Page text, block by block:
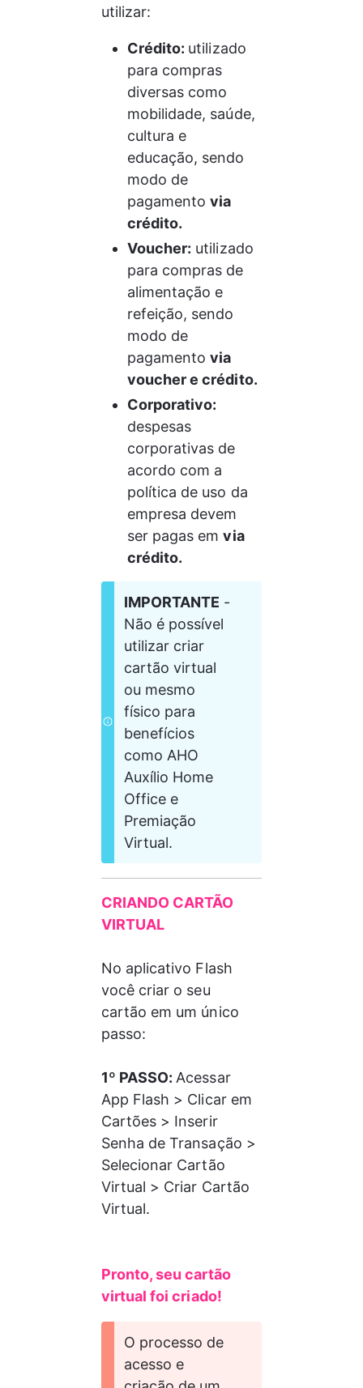
utilizar:
Crédito: utilizado
para compras
diversas como
mobilidade, saúde,
cultura e
educação, sendo
modo de
pagamento via
crédito.
Voucher: utilizado
para compras de
alimentação e
refeição, sendo
modo de
pagamento via
voucher e crédito.
Corporativo:
despesas
corporativas de
acordo com a
política de uso da
empresa devem
ser pagas em via
crédito.
IMPORTANTE -
Não é possível
utilizar criar
cartão virtual
ou mesmo
físico para
benefícios
como AHO
Auxílio Home
Office e
Premiação
Virtual.
CRIANDO CARTÃO
VIRTUAL
No aplicativo Flash
você criar o seu
cartão em um único
passo:
1º PASSO: Acessar
App Flash > Clicar em
Cartões > Inserir
Senha de Transação >
Selecionar Cartão
Virtual > Criar Cartão
Virtual.
Pronto, seu cartão
virtual foi criado!
O processo de
acesso e